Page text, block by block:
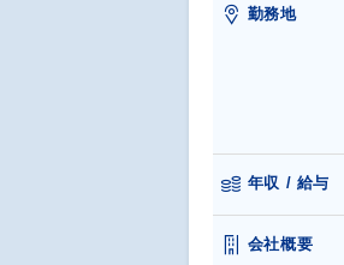
勤務地
年収 / 給与
会社概要